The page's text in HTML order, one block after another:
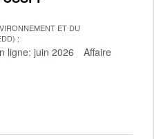
ET DU
ligne: juin 2026
Affaire